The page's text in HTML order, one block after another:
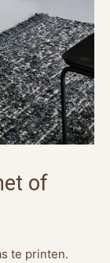
of
te printen.